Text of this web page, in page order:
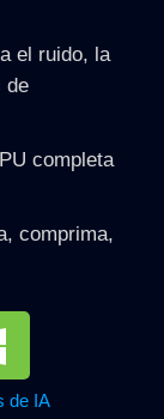
el ruido, la
de
completa
comprima,
de IA